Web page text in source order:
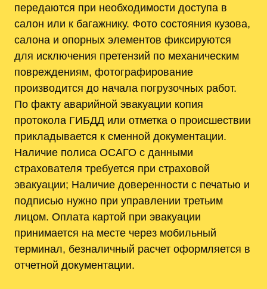
передаются при необходимости доступа в
салон или к багажнику. Фото состояния кузова,
салона и опорных элементов фиксируются
для исключения претензий по механическим
повреждениям, фотографирование
производится до начала погрузочных работ.
По факту аварийной эвакуации копия
протокола ГИБДД или отметка о происшествии
прикладывается к сменной документации.
Наличие полиса ОСАГО с данными
страхователя требуется при страховой
эвакуации; Наличие доверенности с печатью и
подписью нужно при управлении третьим
лицом. Оплата картой при эвакуации
принимается на месте через мобильный
терминал, безналичный расчет оформляется в
отчетной документации.